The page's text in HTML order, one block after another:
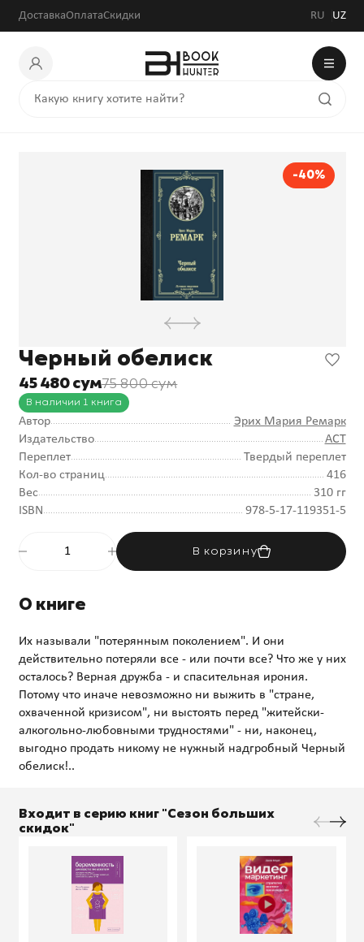
ДоставкаОплатаСкидки RU UZ
-40%
Черный обелиск
45 480 сум75 800 сум
В наличии 1 книга
Автор
Эрих Мария Ремарк
Издательство
АСТ
Переплет
Твердый переплет
Кол-во страниц
416
Вес
310 гг
ISBN
978-5-17-119351-5
В корзину
О книге
Их называли "потерянным поколением". И они
действительно потеряли все - или почти все? Что же у них
осталось? Верная дружба - и спасительная ирония.
Потому что иначе невозможно ни выжить в "стране,
охваченной кризисом", ни выстоять перед "житейски-
алкогольно-любовными трудностями" - ни, наконец,
выгодно продать никому не нужный надгробный Черный
Входит в серию книг "Сезон больших
скидок"